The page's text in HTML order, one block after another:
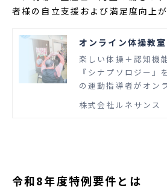
者様の自立支援および満足度向上が
オンライン体操教
楽しい体操＋認知機
『シナプソロジー』
の運動指導者がオン
信するプログラムです
株式会社ルネサンス
令和8年度特例要件とは